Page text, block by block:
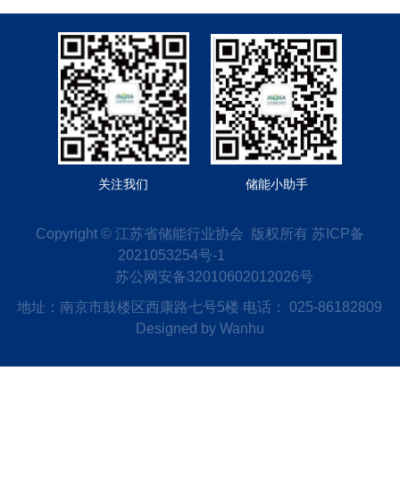
关注我们 储能小助手
Copyright © 江苏省储能行业协会 版权所有 苏ICP备
2021053254号-1
苏公网安备32010602012026号
地址：南京市鼓楼区西康路七号5楼 电话： 025-86182809
Designed by Wanhu